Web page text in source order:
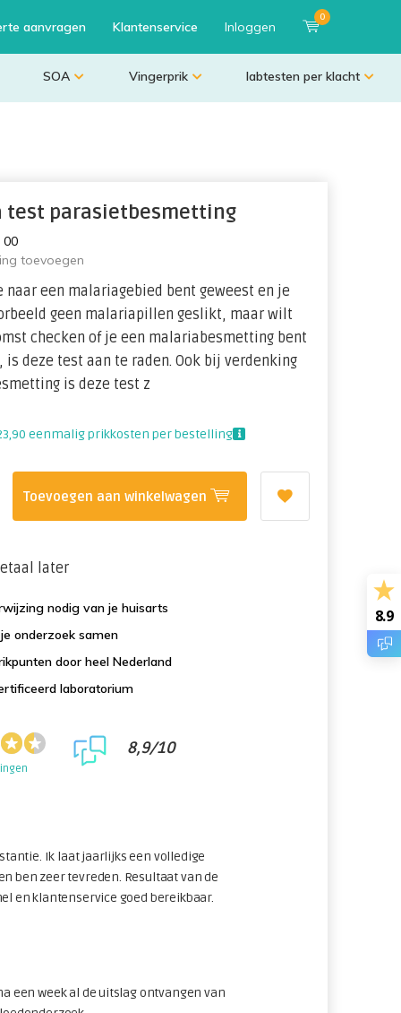
aanvragen Klantenservice Inloggen
0
SOA Vingerprik labtesten per klacht
test parasietbesmetting
00
toevoegen
naar een malariagebied bent geweest en je
geen malariapillen geslikt, maar wilt
checken of je een malariabesmetting bent
is deze test aan te raden. Ook bij verdenking
is deze test z
eenmalig prikkosten per bestelling
Toevoegen aan winkelwagen
later
nodig van je huisarts
onderzoek samen
door heel Nederland
laboratorium
8,9/10
Ik laat jaarlijks een volledige
ben zeer tevreden. Resultaat van de
en klantenservice goed bereikbaar.
een week al de uitslag ontvangen van
8.9